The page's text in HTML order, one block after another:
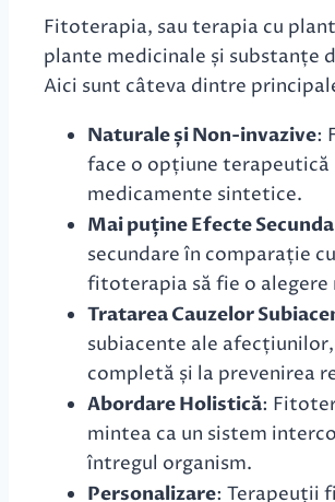
Fitoterapia, sau terapia cu
plante medicinale și substanțe
Aici sunt câteva dintre
Naturale și Non-invazive:
face o opțiune
medicamente sintetice.
Mai puține Efecte
secundare în comparație
fitoterapia să fie o
Tratarea Cauzelor
subiacente ale
completă și la prevenirea
Abordare Holistică:
mintea ca un sistem
întregul organism.
Personalizare: Terapeuții